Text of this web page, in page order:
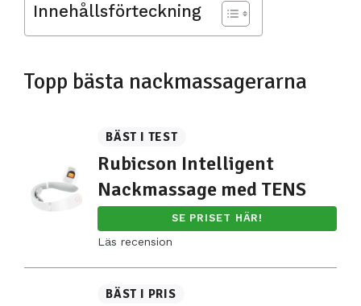
Innehållsförteckning
Topp bästa nackmassagerarna
BÄST I TEST
Rubicson Intelligent
Nackmassage med TENS
SE PRISET HÄR!
Läs recension
BÄST I PRIS